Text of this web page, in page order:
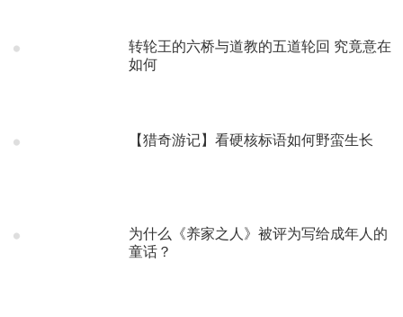
转轮王的六桥与道教的五道轮回 究竟意在
如何
【猎奇游记】看硬核标语如何野蛮生长
为什么《养家之人》被评为写给成年人的
童话？